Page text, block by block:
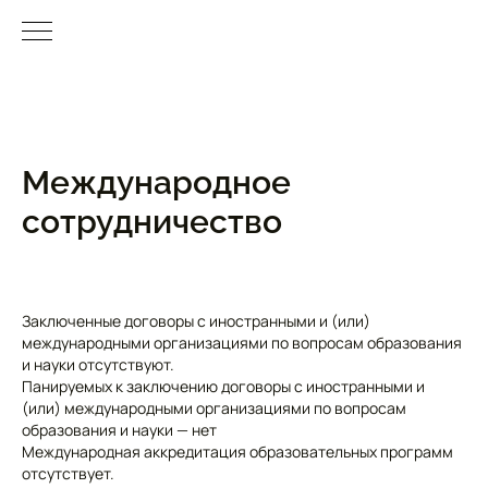
Международное
сотрудничество
Заключенные договоры с иностранными и (или)
международными организациями по вопросам образования
и науки отсутствуют.
Панируемых к заключению договоры с иностранными и
(или) международными организациями по вопросам
образования и науки — нет
Международная аккредитация образовательных программ
отсутствует.